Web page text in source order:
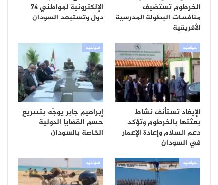
الخرطوم تستضيف
منافسات البطولة المدرسية
الأفريقية
الإلكترونية لمواطني 74
دول وتستبعد السودان
سياسية
الإيغاد تستأنف نشاط
بعثتها بالخرطوم وتؤكد
دعم السلام وإعادة الإعمار
في السودان
سياسية
إبراهيم جابر يوجّه بتسريع
حسم القضايا الدولية
الخاصة بالسودان
سياسية سياسية